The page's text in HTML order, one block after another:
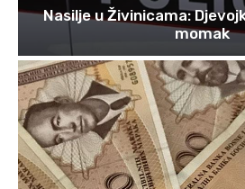
Nasilje u Živinicama:
momak